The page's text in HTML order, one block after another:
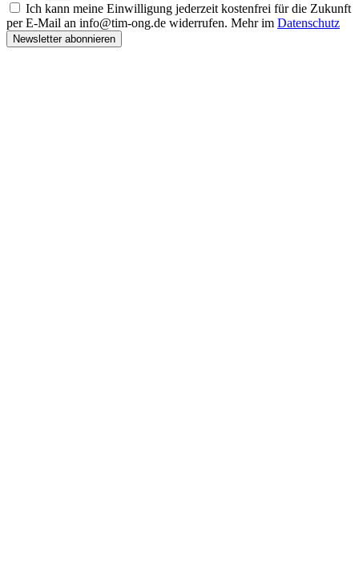
Ich kann meine Einwilligung jederzeit kostenfrei für die Zukunft
per E-Mail an info@tim-ong.de widerrufen. Mehr im Datenschutz
Newsletter abonnieren